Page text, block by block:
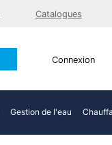
Catalogues
Connexion
Gestion de l'eau